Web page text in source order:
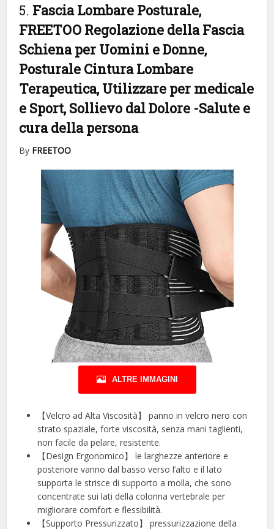
5. Fascia Lombare Posturale,
FREETOO Regolazione della Fascia
Schiena per Uomini e Donne,
Posturale Cintura Lombare
Terapeutica, Utilizzare per medicale
e Sport, Sollievo dal Dolore -Salute e
cura della persona
By FREETOO
ALTRE IMMAGINI
【Velcro ad Alta Viscosità】 panno in velcro nero con
strato spaziale, forte viscosità, senza mani taglienti,
non facile da pelare, resistente.
【Design Ergonomico】 le larghezze anteriore e
posteriore vanno dal basso verso l’alto e il lato
supporta le strisce di supporto a molla, che sono
concentrate sui lati della colonna vertebrale per
migliorare comfort e flessibilità.
【Supporto Pressurizzato】 pressurizzazione della